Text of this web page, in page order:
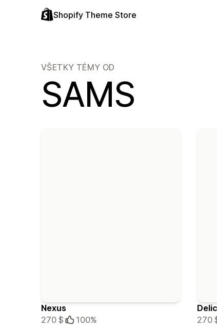
Shopify Theme Store
VŠETKY TÉMY OD
SAMS
Nexus
270 $
100%
270